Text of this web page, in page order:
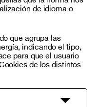
de idioma o
que agrupa las
indicando el tipo,
para que el usuario
de los distintos